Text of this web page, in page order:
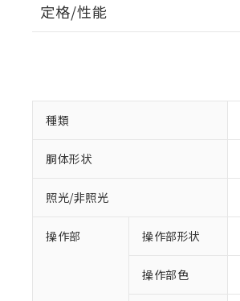
定格/性能
種類
胴体形状
照光/非照光
操作部 操作部形状
操作部色